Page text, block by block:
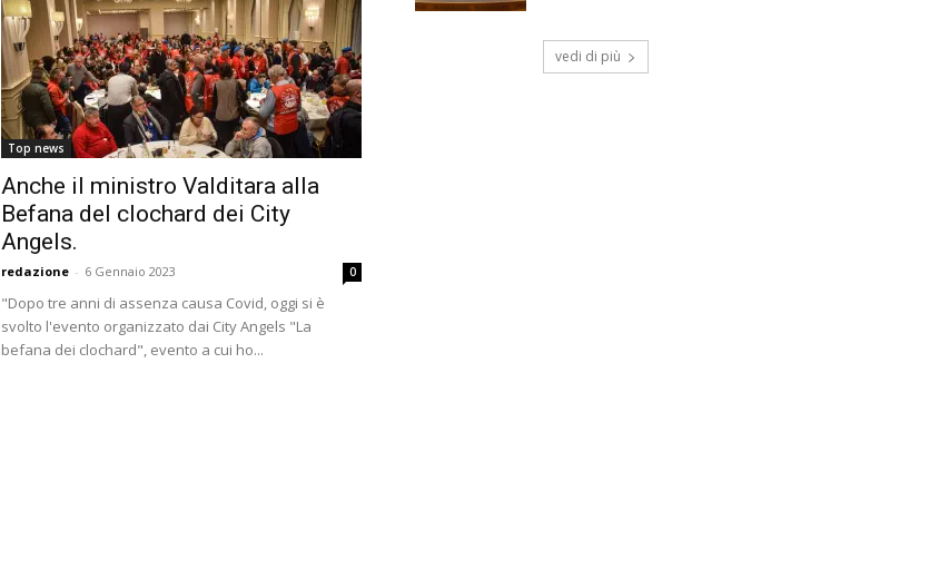
Top news
Anche il ministro Valditara alla
Befana del clochard dei City
Angels.
redazione - 6 Gennaio 2023 0
"Dopo tre anni di assenza causa Covid, oggi si è
svolto l'evento organizzato dai City Angels "La
befana dei clochard", evento a cui ho...
vedi di più